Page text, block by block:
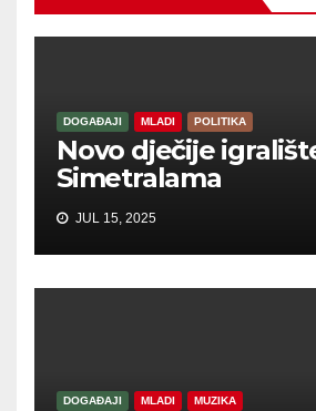
DOGAĐAJI MLADI POLITIKA
Novo dječije
Simetralama
JUL 15, 2025
DOGAĐAJI MLADI MUZIKA